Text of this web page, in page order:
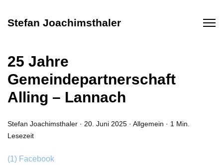
Stefan Joachimsthaler
25 Jahre
Gemeindepartnerschaft
Alling – Lannach
Stefan Joachimsthaler · 20. Juni 2025 · Allgemein · 1 Min.
Lesezeit
(1) Facebook